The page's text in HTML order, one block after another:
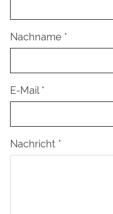
Nachname *
E-Mail*
Nachricht *